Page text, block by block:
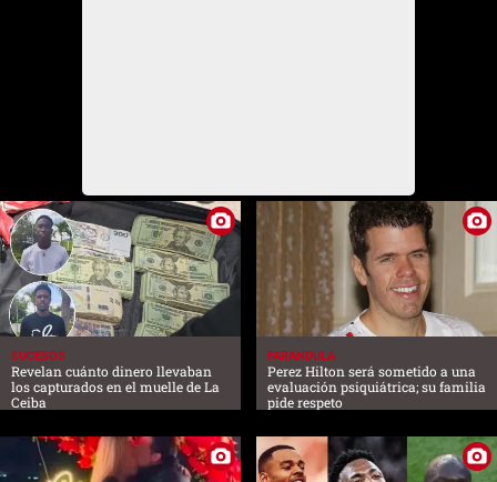
SUCESOS
Revelan cuánto dinero llevaban
los capturados en el muelle de La
Ceiba
FARANDULA
Perez Hilton será sometido a una
evaluación psiquiátrica; su familia
pide respeto